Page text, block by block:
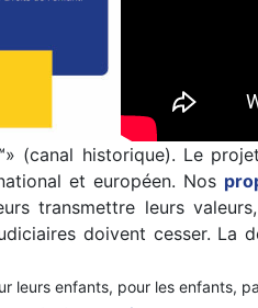
(canal historique). Le
et européen. Nos
transmettre leurs
doivent cesser. La
enfants, pour les enfants,